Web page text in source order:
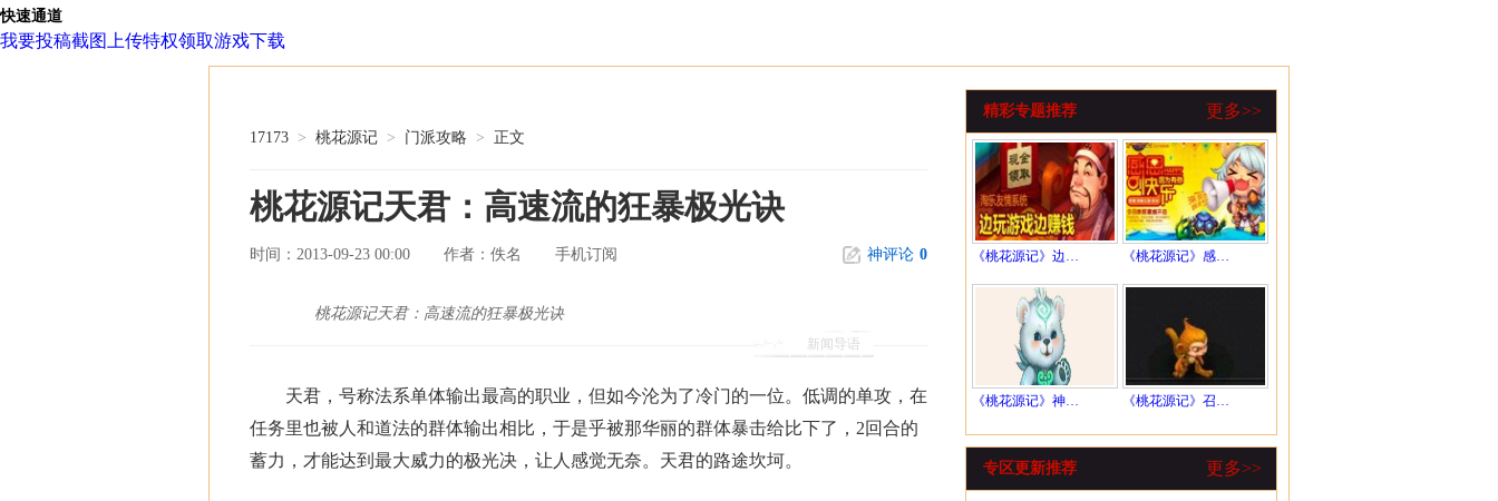
快速通道
我要投稿截图上传特权领取游戏下载
17173 > 桃花源记 > 门派攻略 > 正文
桃花源记天君：高速流的狂暴极光诀
时间：2013-09-23 00:00 作者： 佚名 手机订阅 神评论 0
新闻导语
桃花源记天君：高速流的狂暴极光诀
天君，号称法系单体输出最高的职业，但如今沦为了冷门的一位。低调的单攻，在
任务里也被人和道法的群体输出相比，于是乎被那华丽的群体暴击给比下了，2回合的
蓄力，才能达到最大威力的极光决，让人感觉无奈。天君的路途坎坷。
精彩专题推荐 更多>>
《桃花源记》边… 《桃花源记》感…
《桃花源记》神… 《桃花源记》召…
专区更新推荐 更多>>